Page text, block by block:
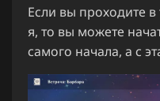
Если вы проходите
я, то вы можете
самого начала, а с